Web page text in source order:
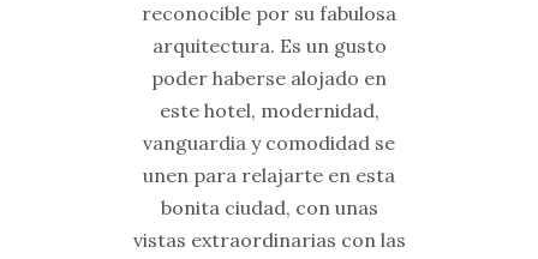
reconocible por su fabulosa
arquitectura. Es un gusto
poder haberse alojado en
este hotel, modernidad,
vanguardia y comodidad se
unen para relajarte en esta
bonita ciudad, con unas
vistas extraordinarias con las